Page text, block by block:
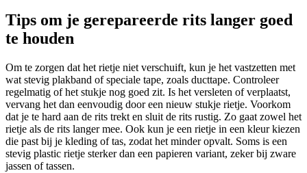
Tips om je gerepareerde rits langer goed
te houden
Om te zorgen dat het rietje niet verschuift, kun je het vastzetten met
wat stevig plakband of speciale tape, zoals ducttape. Controleer
regelmatig of het stukje nog goed zit. Is het versleten of verplaatst,
vervang het dan eenvoudig door een nieuw stukje rietje. Voorkom
dat je te hard aan de rits trekt en sluit de rits rustig. Zo gaat zowel het
rietje als de rits langer mee. Ook kun je een rietje in een kleur kiezen
die past bij je kleding of tas, zodat het minder opvalt. Soms is een
stevig plastic rietje sterker dan een papieren variant, zeker bij zware
jassen of tassen.